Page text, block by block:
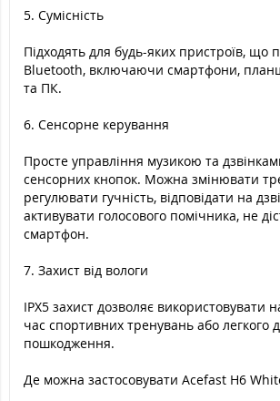
5. Сумісність
Підходять для будь-яких пристроїв, що
Bluetooth, включаючи смартфони,
та ПК.
6. Сенсорне керування
Просте управління музикою та
сенсорних кнопок. Можна змінювати
регулювати гучність, відповідати на
активувати голосового помічника, не
смартфон.
7. Захист від вологи
IPX5 захист дозволяє використовувати
час спортивних тренувань або легкого
пошкодження.
Де можна застосовувати Acefast H6